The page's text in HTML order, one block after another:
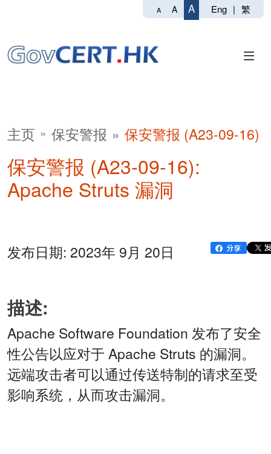
A A A Eng | 繁
主页 保安警报 保安警报 (A23-09-16)
保安警报 (A23-09-16):
Apache Struts 漏洞
发布日期: 2023年 9月 20日
描述:
Apache Software Foundation 发布了安全
性公告以应对于 Apache Struts 的漏洞。
远端攻击者可以通过传送特制的请求至受
影响系统，从而攻击漏洞。